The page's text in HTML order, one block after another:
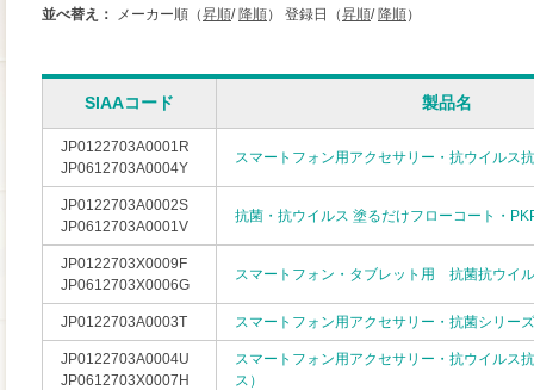
並べ替え： メーカー順（昇順/ 降順） 登録日（昇順/ 降順）
SIAAコード 製品名
JP0122703A0001R
JP0612703A0004Y
スマートフォン用アクセサリー・抗ウイルス
JP0122703A0002S
JP0612703A0001V
抗菌・抗ウイルス 塗るだけフローコート・
JP0122703X0009F
JP0612703X0006G
スマートフォン・タブレット用 抗菌抗ウイ
JP0122703A0003T スマートフォン用アクセサリー・抗菌シリーズ
JP0122703A0004U
JP0612703X0007H
スマートフォン用アクセサリー・抗ウイルス
ス）